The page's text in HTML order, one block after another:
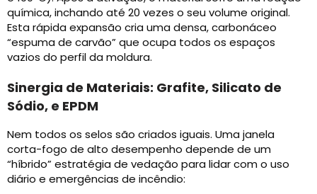
química, inchando até 20 vezes o seu volume original.
Esta rápida expansão cria uma densa, carbonáceo
“espuma de carvão” que ocupa todos os espaços
vazios do perfil da moldura.
Sinergia de Materiais: Grafite, Silicato de
Sódio, e EPDM
Nem todos os selos são criados iguais. Uma janela
corta-fogo de alto desempenho depende de um
“híbrido” estratégia de vedação para lidar com o uso
diário e emergências de incêndio: